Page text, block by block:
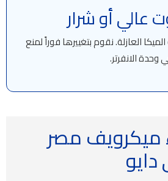
العازلة. نقوم بتغييرها فوراً لمنع
الانفرتر.
ميكرويف مصر